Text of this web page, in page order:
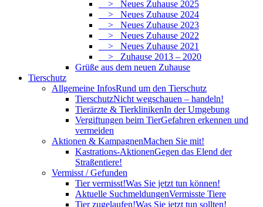
> Neues Zuhause 2025
> Neues Zuhause 2024
> Neues Zuhause 2023
> Neues Zuhause 2022
> Neues Zuhause 2021
> Zuhause 2013 – 2020
Grüße aus dem neuen Zuhause
Tierschutz
Allgemeine InfosRund um den Tierschutz
TierschutzNicht wegschauen – handeln!
Tierärzte & TierklinikenIn der Umgebung
Vergiftungen beim TierGefahren erkennen und
vermeiden
Aktionen & KampagnenMachen Sie mit!
Kastrations-AktionenGegen das Elend der
Straßentiere!
Vermisst / Gefunden
Tier vermisst!Was Sie jetzt tun können!
Aktuelle SuchmeldungenVermisste Tiere
Tier zugelaufen!Was Sie jetzt tun sollten!